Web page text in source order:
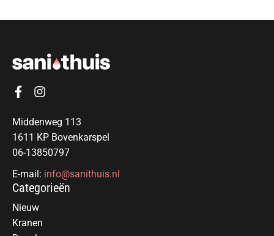
Middenweg 113
1611 KP Bovenkarspel
06-13850797
E-mail: info@sanithuis.nl
Categorieën
Nieuw
Kranen